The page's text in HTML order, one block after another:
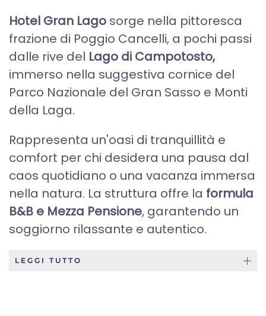
Hotel Gran Lago sorge nella pittoresca
frazione di Poggio Cancelli, a pochi passi
dalle rive del Lago di Campotosto,
immerso nella suggestiva cornice del
Parco Nazionale del Gran Sasso e Monti
della Laga.
Rappresenta un'oasi di tranquillità e
comfort per chi desidera una pausa dal
caos quotidiano o una vacanza immersa
nella natura. La struttura offre la formula
B&B e Mezza Pensione, garantendo un
soggiorno rilassante e autentico.
LEGGI TUTTO